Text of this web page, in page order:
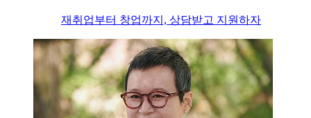
재취업부터 창업까지, 상담받고 지원하자